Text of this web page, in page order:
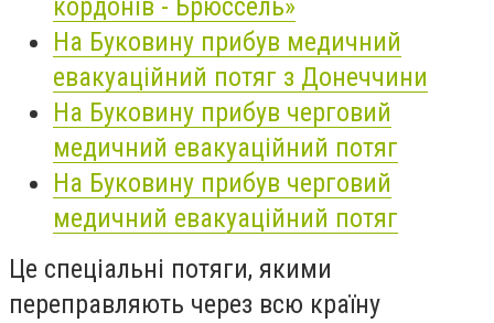
кордонів - Брюссель»
На Буковину прибув медичний
евакуаційний потяг з Донеччини
На Буковину прибув черговий
медичний евакуаційний потяг
На Буковину прибув черговий
медичний евакуаційний потяг
Це спеціальні потяги, якими
переправляють через всю країну